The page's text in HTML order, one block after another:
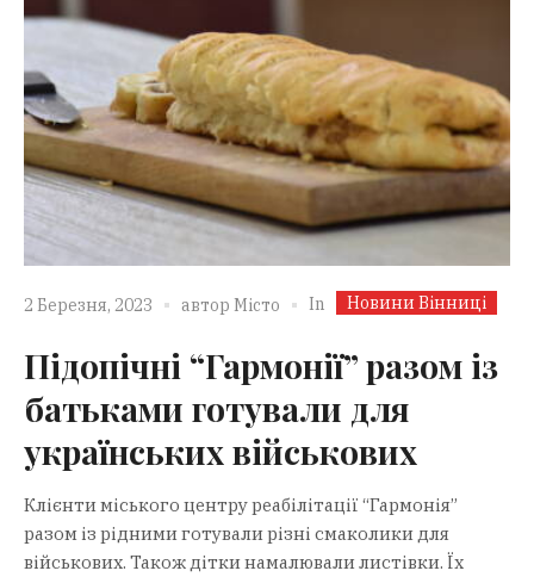
2 Березня, 2023 автор Місто In Новини Вінниці
Підопічні “Гармонії” разом із
батьками готували для
українських військових
Клієнти міського центру реабілітації “Гармонія”
разом із рідними готували різні смаколики для
військових. Також дітки намалювали листівки. Їх